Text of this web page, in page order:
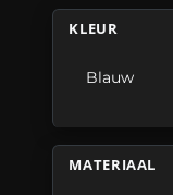
KLEUR
Blauw
MATERIAAL